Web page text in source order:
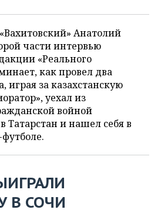
Анатолий
части интервью
«Реального
как провел два
играя за казахстанскую
уехал из
войной
Татарстан и нашел себя в
В СОЧИ